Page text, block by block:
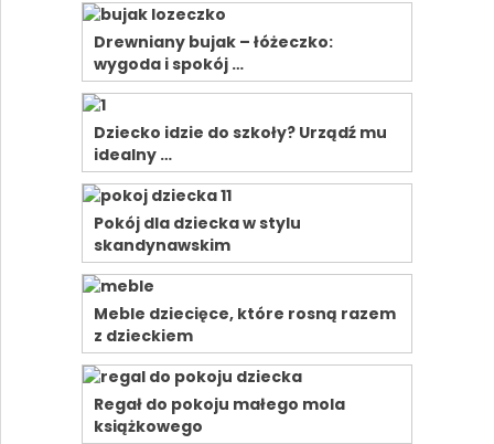
Drewniany bujak – łóżeczko:
wygoda i spokój …
Dziecko idzie do szkoły? Urządź mu
idealny …
Pokój dla dziecka w stylu
skandynawskim
Meble dziecięce, które rosną razem
z dzieckiem
Regał do pokoju małego mola
książkowego